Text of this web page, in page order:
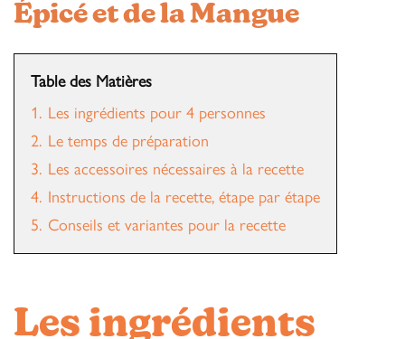
Épicé et de la Mangue
Table des Matières
1. Les ingrédients pour 4 personnes
2. Le temps de préparation
3. Les accessoires nécessaires à la recette
4. Instructions de la recette, étape par étape
5. Conseils et variantes pour la recette
Les ingrédients